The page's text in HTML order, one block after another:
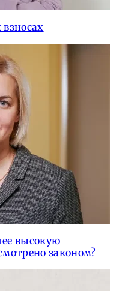
высокую
законом?